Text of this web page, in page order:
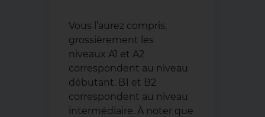
Vous l’aurez compris,
grossièrement les
niveaux A1 et A2
correspondent au niveau
débutant. B1 et B2
correspondent au niveau
intermédiaire. À noter que